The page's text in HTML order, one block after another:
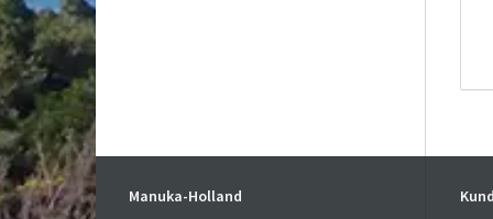
Manuka-Holland